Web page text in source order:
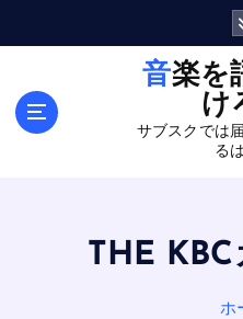
音楽を語らして
け
サブスクでは
る
THE
ホ